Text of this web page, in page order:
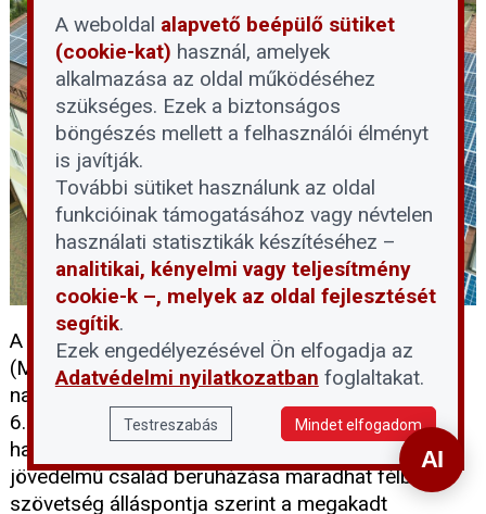
A Magyar Napelem Napkollektor Szövetség
(MNNSZ) arra figyelmeztet, hogy a lakossági
napelemes rendszerek támogatását célzó RRF-
6.2.1-2021 jelű pályázat 2026. június 15-i
határidejének közeledtével több ezer alacsony
jövedelmű család beruházása maradhat félbe. A
szövetség álláspontja szerint a megakadt
A weboldal alapvető beépülő sütiket
(cookie-kat) használ, amelyek
alkalmazása az oldal működéséhez
szükséges. Ezek a biztonságos
böngészés mellett a felhasználói élményt
is javítják.
További sütiket használunk az oldal
funkcióinak támogatásához vagy névtelen
használati statisztikák készítéséhez –
analitikai, kényelmi vagy teljesítmény
cookie-k –, melyek az oldal fejlesztését
segítik.
Ezek engedélyezésével Ön elfogadja az
Adatvédelmi nyilatkozatban foglaltakat.
Testreszabás Mindet elfogadom